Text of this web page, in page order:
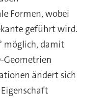
Formen, wobei
geführt wird.
möglich, damit
Geometrien
ändert sich